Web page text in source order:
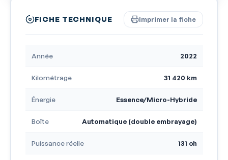
FICHE TECHNIQUE Imprimer la fiche
Année 2022
Kilométrage 31 420 km
Énergie Essence/Micro-Hybride
Boîte Automatique (double embrayage)
Puissance réelle 131 ch